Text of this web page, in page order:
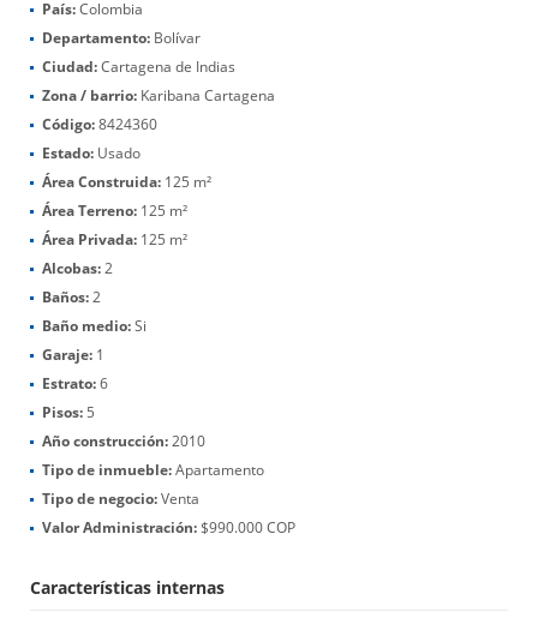
País:Colombia
Departamento: Bolívar
Ciudad:Cartagena de Indias
Zona / barrio: Karibana Cartagena
Código:8424360
Estado: Usado
Área Construida: 125 m²
Área Terreno: 125 m²
Área Privada: 125 m²
Alcobas:2
Baños:2
Baño medio:Si
Garaje: 1
Estrato:6
Pisos: 5
Año construcción:2010
Tipo de inmueble:Apartamento
Tipo de negocio:Venta
Valor Administración:$990.000 COP
Características internas